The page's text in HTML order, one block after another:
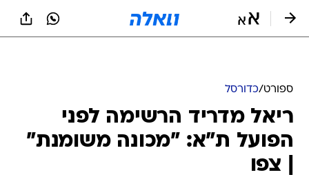
ספורט/כדורסל
ריאל מדריד הרשימה לפני
הפועל ת"א: "מכונה משומנת"
| צפו